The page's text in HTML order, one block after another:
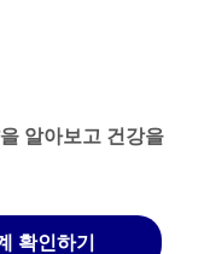
알아보고 건강을
확인하기